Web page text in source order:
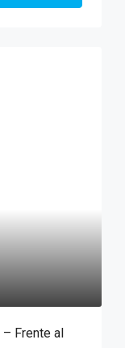
Frente al